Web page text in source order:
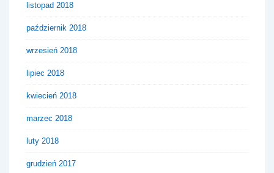
listopad 2018
październik 2018
wrzesień 2018
lipiec 2018
kwiecień 2018
marzec 2018
luty 2018
grudzień 2017